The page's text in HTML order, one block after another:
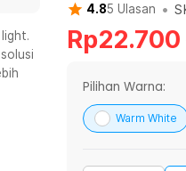
- 20:00), Tutup pada Idul Fitri
(08:00 - 17:00) Selengkapnya
4.85 Ulasan •
Rp22.700
Pilihan Warna:
Warm White